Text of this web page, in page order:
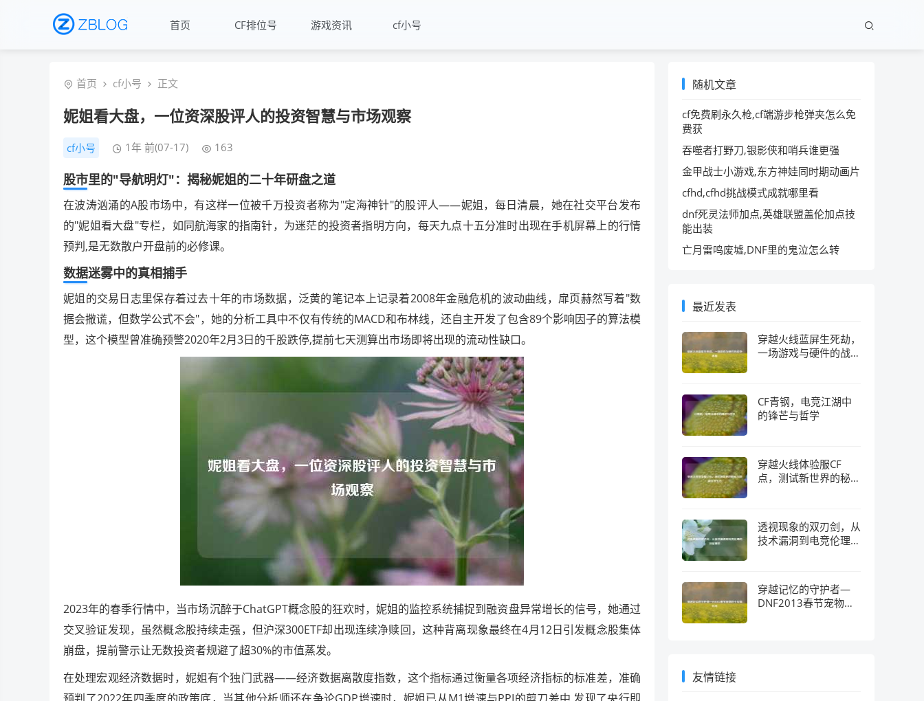
首页 CF排位号 游戏资讯 cf小号
首页 cf小号 正文
妮姐看大盘，一位资深股评人的投资智慧与市场观察
cf小号 1年 前(07-17) 163
股市里的"导航明灯"：揭秘妮姐的二十年研盘之道
在波涛汹涌的A股市场中，有这样一位被千万投资者称为"定海神针"的股评人——妮姐，每日清晨，她在社交平台发布
的"妮姐看大盘"专栏，如同航海家的指南针，为迷茫的投资者指明方向，每天九点十五分准时出现在手机屏幕上的行情
预判,是无数散户开盘前的必修课。
数据迷雾中的真相捕手
妮姐的交易日志里保存着过去十年的市场数据，泛黄的笔记本上记录着2008年金融危机的波动曲线，扉页赫然写着"数
据会撒谎，但数学公式不会"，她的分析工具中不仅有传统的MACD和布林线，还自主开发了包含89个影响因子的算法模
型，这个模型曾准确预警2020年2月3日的千股跌停,提前七天测算出市场即将出现的流动性缺口。
2023年的春季行情中，当市场沉醉于ChatGPT概念股的狂欢时，妮姐的监控系统捕捉到融资盘异常增长的信号，她通过
交叉验证发现，虽然概念股持续走强，但沪深300ETF却出现连续净赎回，这种背离现象最终在4月12日引发概念股集体
崩盘，提前警示让无数投资者规避了超30%的市值蒸发。
在处理宏观经济数据时，妮姐有个独门武器——经济数据离散度指数，这个指标通过衡量各项经济指标的标准差，准确
预判了2022年四季度的政策底，当其他分析师还在争论GDP增速时，妮姐已从M1增速与PPI的剪刀差中,发现了央行即
随机文章
cf免费刷永久枪,cf端游步枪弹夹怎么免
费获
吞噬者打野刀,银影侠和哨兵谁更强
金甲战士小游戏,东方神娃同时期动画片
cfhd,cfhd挑战模式成就哪里看
dnf死灵法师加点,英雄联盟盖伦加点技
能出装
亡月雷鸣废墟,DNF里的鬼泣怎么转
最近发表
穿越火线蓝屏生死劫，
一场游戏与硬件的战争
CF青钢，电竞江湖中
的锋芒与哲学
穿越火线体验服CF
点，测试新世界的秘钥
透视现象的双刃剑，从
技术漏洞到电竞伦理的
穿越记忆的守护者—
DNF2013春节宠物的
友情链接